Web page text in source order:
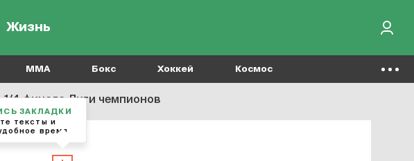
Жизнь
MMA Бокс Хоккей Космос
4 финала Лиги чемпионов
ЗАКЛАДКИ
тексты и
время